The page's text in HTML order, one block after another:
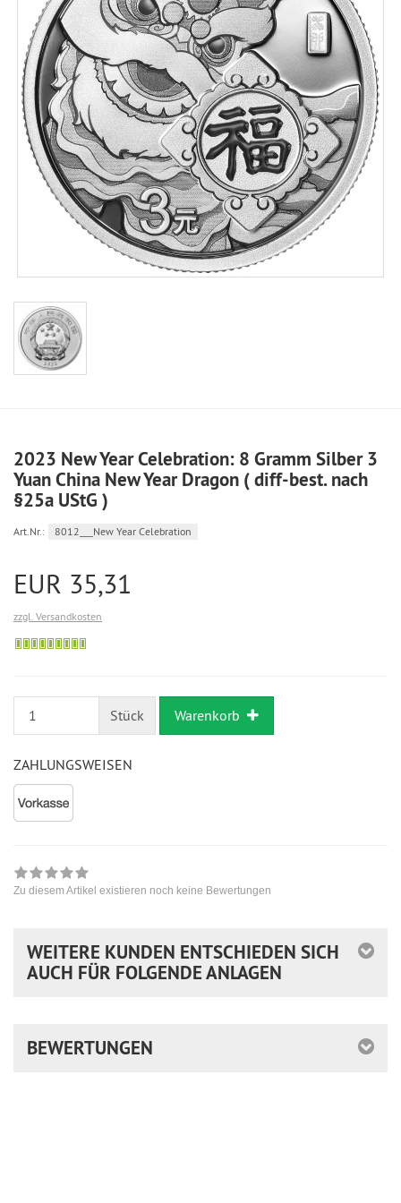
2023 New Year Celebration: 8 Gramm Silber 3
Yuan China New Year Dragon ( diff-best. nach
§25a UStG )
Art.Nr.: 8012___New Year Celebration
EUR 35,31
zzgl. Versandkosten
Stück Warenkorb
ZAHLUNGSWEISEN
Zu diesem Artikel existieren noch keine Bewertungen
WEITERE KUNDEN ENTSCHIEDEN SICH
AUCH FÜR FOLGENDE ANLAGEN
BEWERTUNGEN